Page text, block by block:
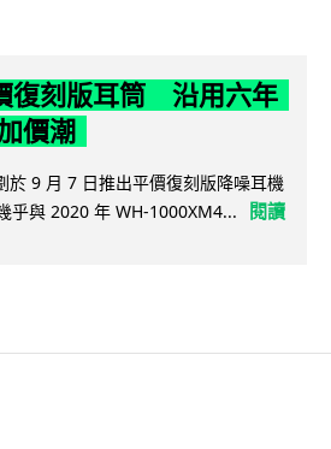
復刻版耳筒 沿用六年
價潮
於 9 月 7 日推出平價復刻版降噪耳機
乎與 2020 年 WH-1000XM4...
閱讀